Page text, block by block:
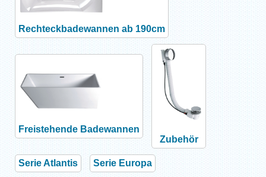
Rechteckbadewannen ab 190cm
Freistehende Badewannen
Zubehör
Serie Atlantis Serie Europa